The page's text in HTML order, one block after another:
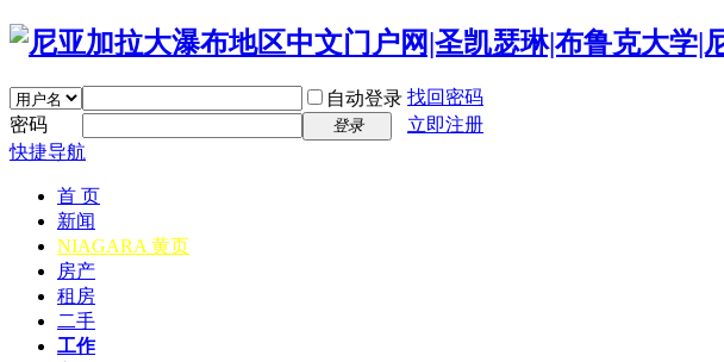
自动登录 找回密码
密码
登录
立即注册
快捷导航
首 页
新闻
NIAGARA 黄页
房产
租房
二手
工作